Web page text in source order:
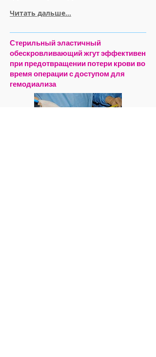
Читать дальше...
Стерильный эластичный
обескровливающий жгут эффективен
при предотвращении потери крови во
время операции с доступом для
гемодиализа